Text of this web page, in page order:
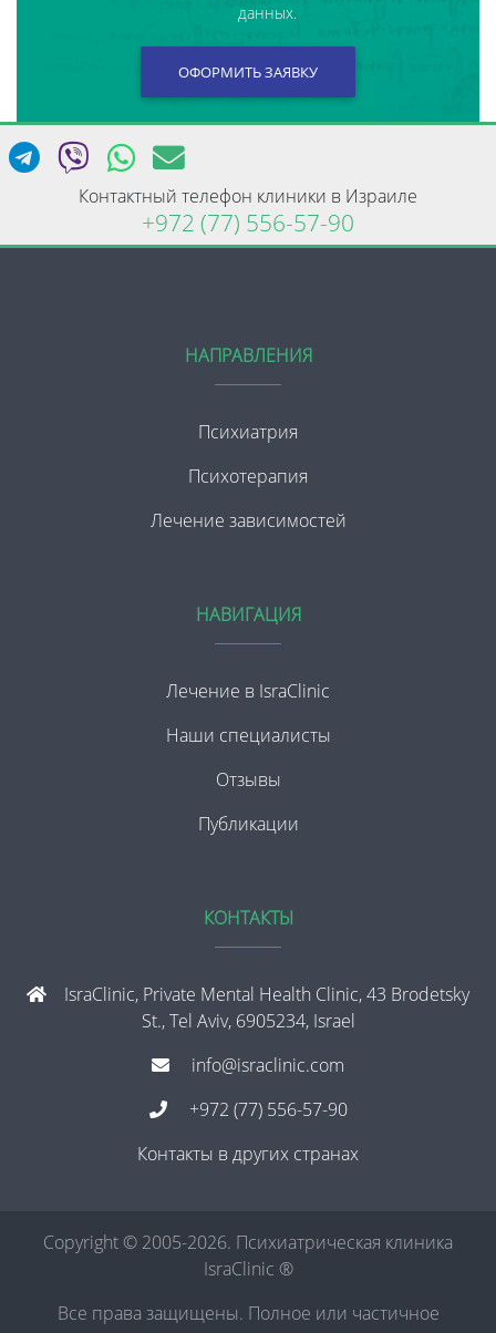
данных.
Контактный телефон клиники в Израиле
+972 (77) 556-57-90
НАПРАВЛЕНИЯ
Психиатрия
Психотерапия
Лечение зависимостей
НАВИГАЦИЯ
Лечение в IsraClinic
Наши специалисты
Отзывы
Публикации
КОНТАКТЫ
IsraClinic, Private Mental Health Clinic, 43 Brodetsky
St., Tel Aviv, 6905234, Israel
info@israclinic.com
+972 (77) 556-57-90
Контакты в других странах
Copyright © 2005-2026. Психиатрическая клиника
IsraClinic ®
Все права защищены. Полное или частичное